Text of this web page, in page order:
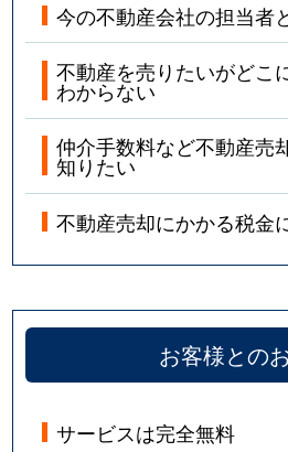
今の不動産会社の担当者
不動産を売りたいがどこ
わからない
仲介手数料など不動産売
知りたい
不動産売却にかかる税金
お客様との
サービスは完全無料